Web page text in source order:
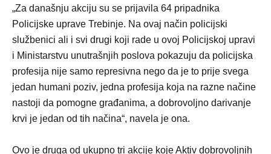
„Za današnju akciju su se prijavila 64 pripadnika
Policijske uprave Trebinje. Na ovaj način policijski
službenici ali i svi drugi koji rade u ovoj Policijskoj upravi
i Ministarstvu unutrašnjih poslova pokazuju da policijska
profesija nije samo represivna nego da je to prije svega
jedan humani poziv, jedna profesija koja na razne načine
nastoji da pomogne građanima, a dobrovoljno darivanje
krvi je jedan od tih načina“, navela je ona.
Ovo je druga od ukupno tri akcije koje Aktiv dobrovoljnih